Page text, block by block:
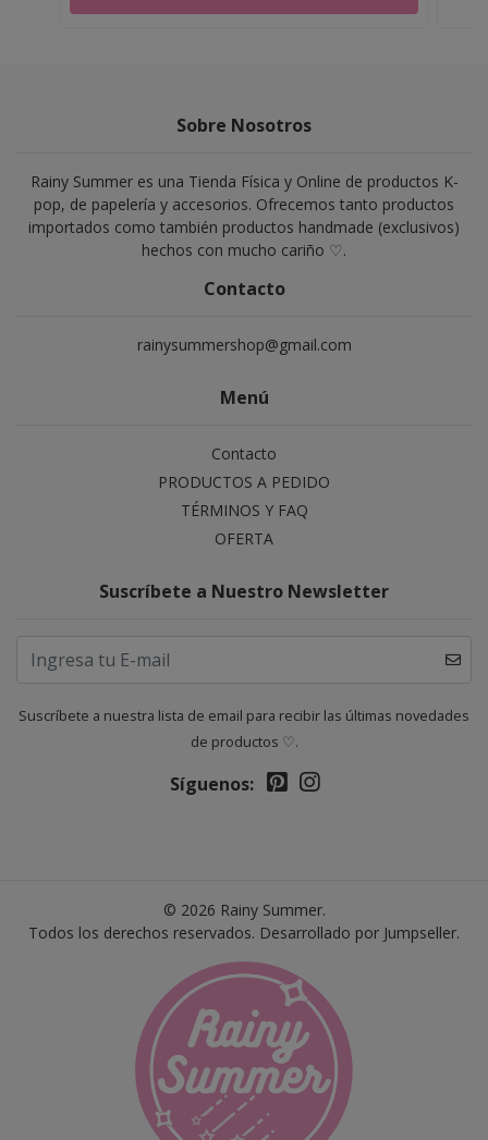
Sobre Nosotros
Rainy Summer es una Tienda Física y Online de productos K-
pop, de papelería y accesorios. Ofrecemos tanto productos
importados como también productos handmade (exclusivos)
hechos con mucho cariño ♡.
Contacto
rainysummershop@gmail.com
Menú
Contacto
PRODUCTOS A PEDIDO
TÉRMINOS Y FAQ
OFERTA
Suscríbete a Nuestro Newsletter
Suscríbete a nuestra lista de email para recibir las últimas novedades
de productos ♡.
Síguenos:
© 2026 Rainy Summer.
Todos los derechos reservados. Desarrollado por Jumpseller.